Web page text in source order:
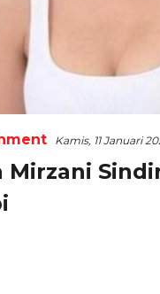
Kamis, 11 Januari
Mirzani